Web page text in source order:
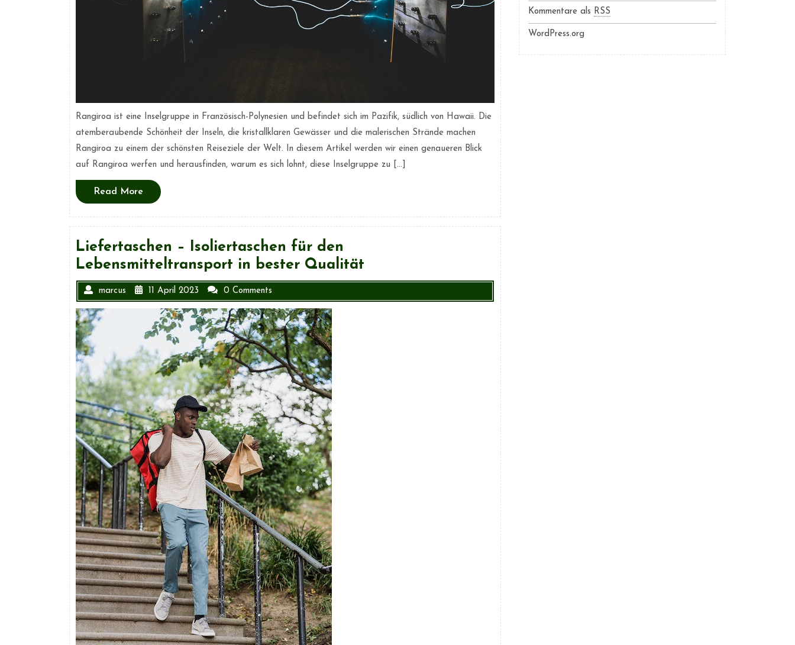
Rangiroa ist eine Inselgruppe in Französisch-Polynesien und befindet sich im Pazifik, südlich von Hawaii. Die
atemberaubende Schönheit der Inseln, die kristallklaren Gewässer und die malerischen Strände machen
Rangiroa zu einem der schönsten Reiseziele der Welt. In diesem Artikel werden wir einen genaueren Blick
auf Rangiroa werfen und herausfinden, warum es sich lohnt, diese Inselgruppe zu […]
Read MoreRead
More
Liefertaschen – Isoliertaschen für den
Lebensmitteltransport in bester Qualität
marcus 11 April 2023 0 Comments
Kommentare als RSS
WordPress.org